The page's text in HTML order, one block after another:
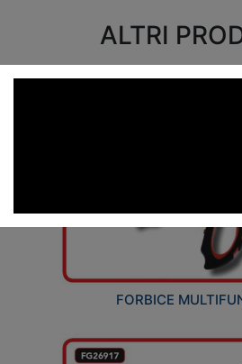
ALTRI
FORBICE